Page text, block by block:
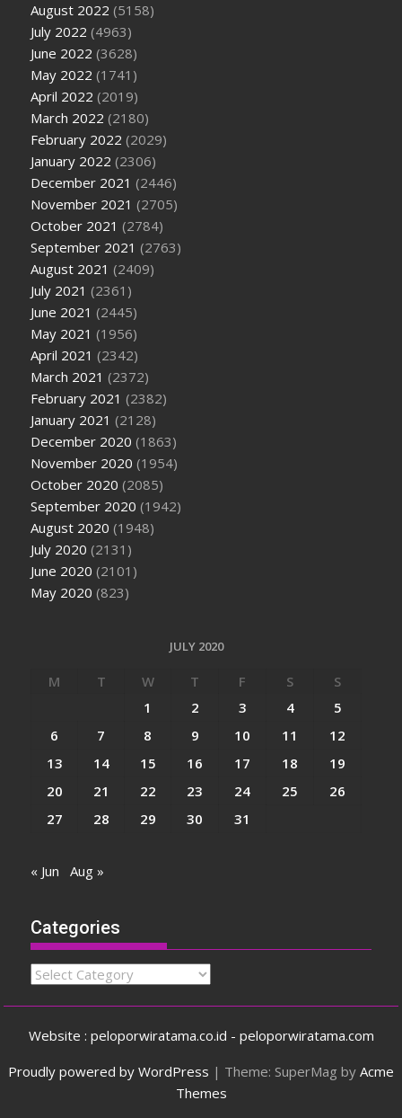
August 2022 (5158)
July 2022 (4963)
June 2022 (3628)
May 2022 (1741)
April 2022 (2019)
March 2022 (2180)
February 2022 (2029)
January 2022 (2306)
December 2021 (2446)
November 2021 (2705)
October 2021 (2784)
September 2021 (2763)
August 2021 (2409)
July 2021 (2361)
June 2021 (2445)
May 2021 (1956)
April 2021 (2342)
March 2021 (2372)
February 2021 (2382)
January 2021 (2128)
December 2020 (1863)
November 2020 (1954)
October 2020 (2085)
September 2020 (1942)
August 2020 (1948)
July 2020 (2131)
June 2020 (2101)
May 2020 (823)
JULY 2020
M T W T F S
S
1
2 3 4
5
6
7 8 9 10 11
12
13
14 15 16 17 18
19
20
21 22 23 24 25
26
27
28 29 30 31
« Jun Aug »
Categories
Categories
Website : peloporwiratama.co.id - peloporwiratama.com
Proudly powered by WordPress | Theme: SuperMag by Acme
Themes